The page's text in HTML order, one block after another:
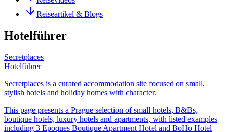
Reiseartikel & Blogs
Hotelführer
Secretplaces
Hotelführer
Secretplaces is a curated accommodation site focused on small,
stylish hotels and holiday homes with character.
This page presents a Prague selection of small hotels, B&Bs,
boutique hotels, luxury hotels and apartments, with listed examples
including 3 Epoques Boutique Apartment Hotel and BoHo Hotel